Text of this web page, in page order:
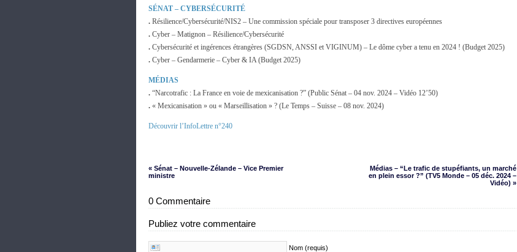
SÉNAT – CYBERSÉCURITÉ
. Résilience/Cybersécurité/NIS2 – Une commission spéciale pour transposer 3 directives européennes
. Cyber – Matignon – Résilience/Cybersécurité
. Cybersécurité et ingérences étrangères (SGDSN, ANSSI et VIGINUM) – Le dôme cyber a tenu en 2024 ! (Budget 2025)
. Cyber – Gendarmerie – Cyber & IA (Budget 2025)
MÉDIAS
. “Narcotrafic : La France en voie de mexicanisation ?” (Public Sénat – 04 nov. 2024 – Vidéo 12’50)
. « Mexicanisation » ou « Marseillisation » ? (Le Temps – Suisse – 08 nov. 2024)
Découvrir l’InfoLettre n°240
« Sénat – Nouvelle-Zélande – Vice Premier
ministre
Médias – “Le trafic de stupéfiants, un marché
en plein essor ?” (TV5 Monde – 05 déc. 2024 –
Vidéo) »
0 Commentaire
Publiez votre commentaire
Nom (requis)